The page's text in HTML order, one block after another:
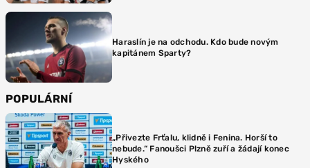
Haraslín je na odchodu. Kdo bude novým
kapitánem Sparty?
POPULÁRNÍ
„Přivezte Frťalu, klidně i Fenina. Horší to
nebude.“ Fanoušci Plzně zuří a žádají konec
Hyského